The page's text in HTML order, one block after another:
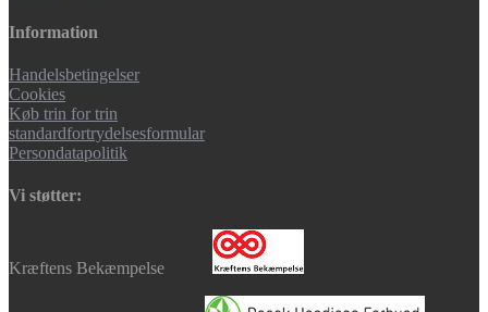
Information
Handelsbetingelser
Cookies
Køb trin for trin
standardfortrydelsesformular
Persondatapolitik
Vi støtter:
Kræftens Bekæmpelse